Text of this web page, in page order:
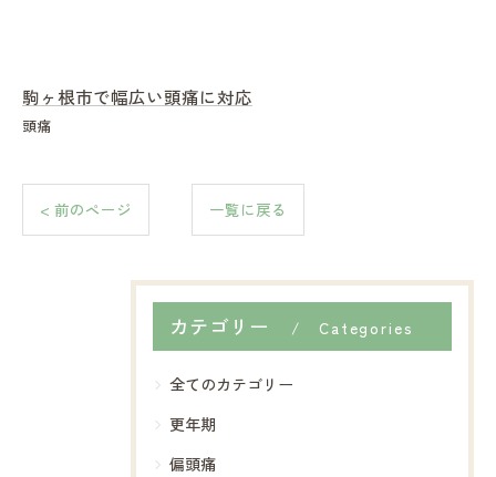
駒ヶ根市で幅広い頭痛に対応
頭痛
< 前のページ 一覧に戻る
カテゴリー Categories
全てのカテゴリー
更年期
偏頭痛